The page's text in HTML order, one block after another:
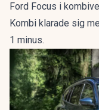
Ford Focus i
Kombi klarade sig
1 minus.